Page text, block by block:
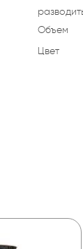
Объем
Цвет